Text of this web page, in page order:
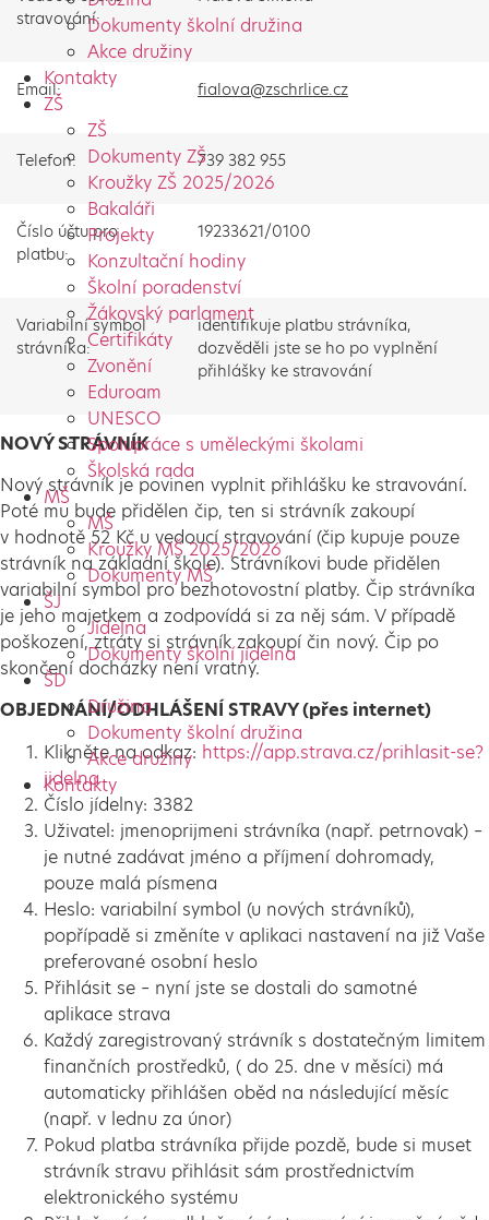
Dokumenty školní družina
Akce družiny
Kontakty
ZŠ
ZŠ
Dokumenty ZŠ
Kroužky ZŠ 2025/2026
Bakaláři
Projekty
Konzultační hodiny
Školní poradenství
Žákovský parlament
Certifikáty
Zvonění
Eduroam
UNESCO
Spolupráce s uměleckými školami
Školská rada
MŠ
MŠ
Kroužky MŠ 2025/2026
Dokumenty MŠ
ŠJ
Jídelna
Dokumenty školní jídelna
ŠD
Družina
Dokumenty školní družina
Akce družiny
Kontakty
stravování:
Email: fialova@zschrlice.cz
Telefon: 739 382 955
Číslo účtu pro
platbu:
19233621/0100
Variabilní symbol
strávníka:
identifikuje platbu strávníka,
dozvěděli jste se ho po vyplnění
přihlášky ke stravování
NOVÝ STRÁVNÍK
Nový strávník je povinen vyplnit přihlášku ke stravování.
Poté mu bude přidělen čip, ten si strávník zakoupí
v hodnotě 52 Kč u vedoucí stravování (čip kupuje pouze
strávník na základní škole). Strávníkovi bude přidělen
variabilní symbol pro bezhotovostní platby. Čip strávníka
je jeho majetkem a zodpovídá si za něj sám. V případě
poškození, ztráty si strávník zakoupí čin nový. Čip po
skončení docházky není vratný.
OBJEDNÁNÍ/ODHLÁŠENÍ STRAVY (přes internet)
Klikněte na odkaz: https://app.strava.cz/prihlasit-se?
jidelna
Číslo jídelny: 3382
Uživatel: jmenoprijmeni strávníka (např. petrnovak) –
je nutné zadávat jméno a příjmení dohromady,
pouze malá písmena
Heslo: variabilní symbol (u nových strávníků),
popřípadě si změníte v aplikaci nastavení na již Vaše
preferované osobní heslo
Přihlásit se – nyní jste se dostali do samotné
aplikace strava
Každý zaregistrovaný strávník s dostatečným limitem
finančních prostředků, ( do 25. dne v měsíci) má
automaticky přihlášen oběd na následující měsíc
(např. v lednu za únor)
Pokud platba strávníka přijde pozdě, bude si muset
strávník stravu přihlásit sám prostřednictvím
elektronického systému